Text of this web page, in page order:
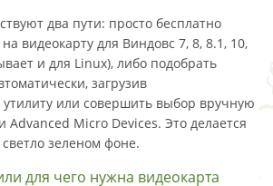
два пути: просто бесплатно
видеокарту для Виндовс 7, 8, 8.1, 10,
и для Linux), либо подобрать
загрузив
или совершить выбор вручную
Advanced Micro Devices. Это делается
зеленом фоне.
для чего нужна видеокарта